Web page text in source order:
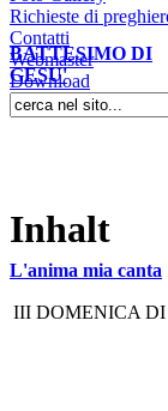
BATTESIMO DI
GESU'
L'anima mia canta
Richieste di
Contatti
Webmaster
Download
Inhalt
III DOMENICA DI